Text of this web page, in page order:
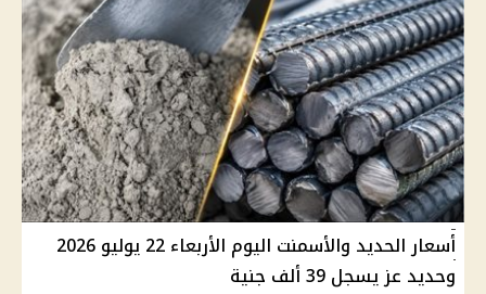
أسعار الحديد والأسمنت اليوم الأربعاء 22 يوليو 2026
وحديد عز يسجل 39 ألف جنية